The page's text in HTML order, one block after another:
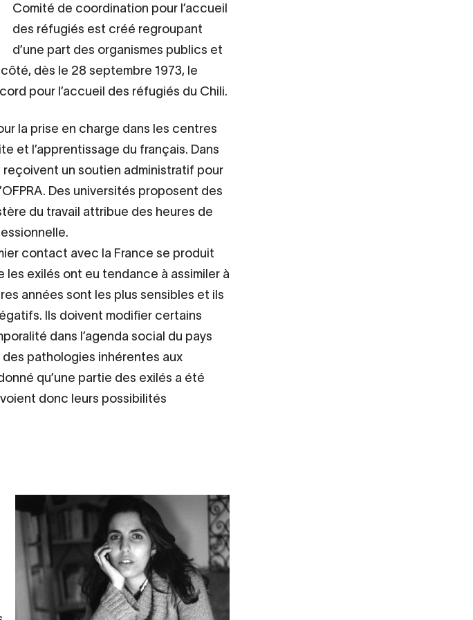
Comité de coordination pour l’accueil
des réfugiés est créé regroupant
d’une part des organismes publics et
dès le 28 septembre 1973, le
pour l’accueil des réfugiés du Chili.
la prise en charge dans les centres
et l’apprentissage du français. Dans
un soutien administratif pour
Des universités proposent des
du travail attribue des heures de
contact avec la France se produit
les exilés ont eu tendance à assimiler à
années sont les plus sensibles et ils
Ils doivent modifier certains
dans l’agenda social du pays
des pathologies inhérentes aux
qu’une partie des exilés a été
donc leurs possibilités